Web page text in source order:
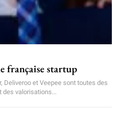
française startup
Deliveroo et Veepee sont toutes des
valorisations...